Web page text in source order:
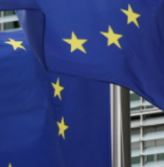
研防偽標籤、人工器官及
下調風險